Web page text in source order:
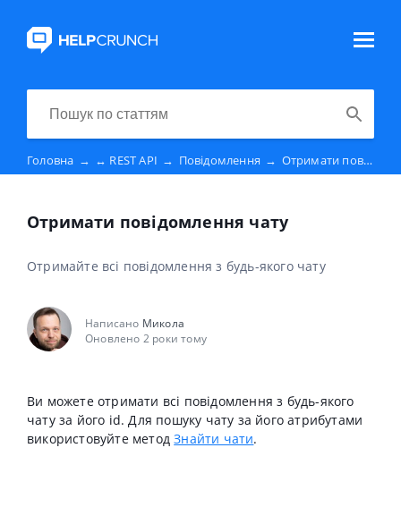
Головна → ↔️ REST API → Повідомлення → Отримати повідомлення чату
Отримати повідомлення чату
Отримайте всі повідомлення з будь-якого чату
Написано Микола
Оновлено 2 роки тому
Ви можете отримати всі повідомлення з будь-якого
чату за його id. Для пошуку чату за його атрибутами
використовуйте методЗнайти чати.